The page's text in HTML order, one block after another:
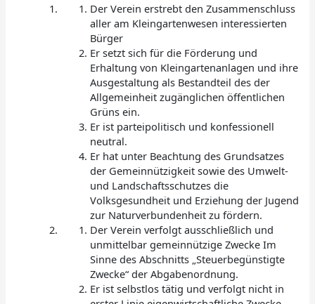
Der Verein erstrebt den Zusammenschluss
aller am Kleingartenwesen interessierten
Bürger
Er setzt sich für die Förderung und
Erhaltung von Kleingartenanlagen und ihre
Ausgestaltung als Bestandteil des der
Allgemeinheit zugänglichen öffentlichen
Grüns ein.
Er ist parteipolitisch und konfessionell
neutral.
Er hat unter Beachtung des Grundsatzes
der Gemeinnützigkeit sowie des Umwelt-
und Landschaftsschutzes die
Volksgesundheit und Erziehung der Jugend
zur Naturverbundenheit zu fördern.
Der Verein verfolgt ausschließlich und
unmittelbar gemeinnützige Zwecke Im
Sinne des Abschnitts „Steuerbegünstigte
Zwecke“ der Abgabenordnung.
Er ist selbstlos tätig und verfolgt nicht in